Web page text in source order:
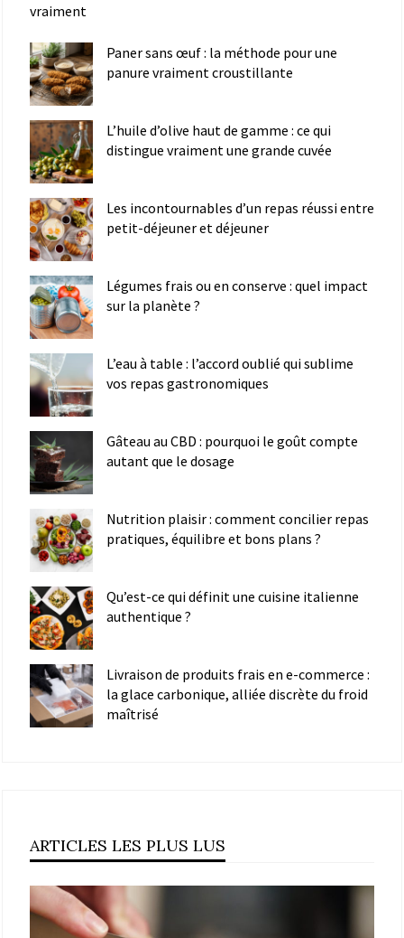
vraiment
Paner sans œuf : la méthode pour une
panure vraiment croustillante
L’huile d’olive haut de gamme : ce qui
distingue vraiment une grande cuvée
Les incontournables d’un repas réussi entre
petit-déjeuner et déjeuner
Légumes frais ou en conserve : quel impact
sur la planète ?
L’eau à table : l’accord oublié qui sublime
vos repas gastronomiques
Gâteau au CBD : pourquoi le goût compte
autant que le dosage
Nutrition plaisir : comment concilier repas
pratiques, équilibre et bons plans ?
Qu’est-ce qui définit une cuisine italienne
authentique ?
Livraison de produits frais en e-commerce :
la glace carbonique, alliée discrète du froid
maîtrisé
ARTICLES LES PLUS LUS